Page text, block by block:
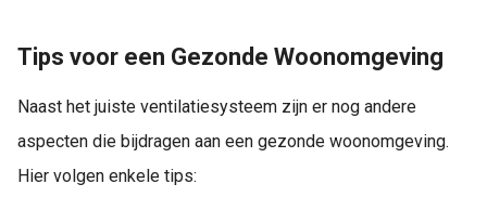
Tips voor een Gezonde Woonomgeving
Naast het juiste ventilatiesysteem zijn er nog andere
aspecten die bijdragen aan een gezonde woonomgeving.
Hier volgen enkele tips: